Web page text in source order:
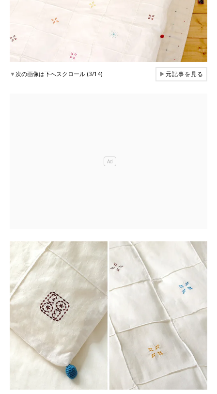
▼次の画像は下へスクロール (3/14) ▶元記事を見る